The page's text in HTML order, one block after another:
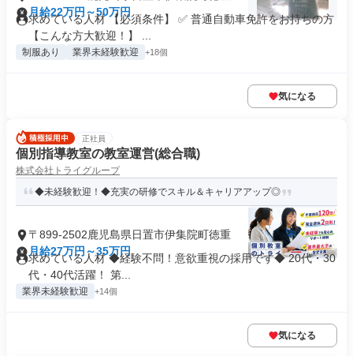
月給22万円～50万円
求めている人材 【必須条件】 ✅ 普通自動車免許をお持ちの方
【こんな方大歓迎！】 ...
制服あり 業界未経験歓迎 +18個
気になる
正社員
個別指導教室の教室運営(総合職)
株式会社トライグループ
◆未経験歓迎！◆充実の研修でスキル＆キャリアアップ◎
〒899-2502鹿児島県日置市伊集院町徳重
月給27万円～35万円
求めている人材 ◆経験不問！意欲重視の採用です◆ 20代・30
代・40代活躍！ 第...
業界未経験歓迎 +14個
気になる